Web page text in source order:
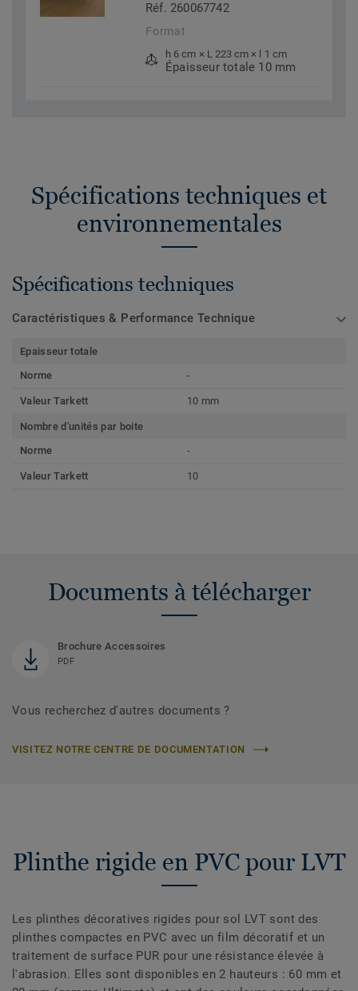
Réf. 260067742
Format
h 6 cm × L 223 cm × l 1 cm
Épaisseur totale 10 mm
Spécifications techniques et
environnementales
Spécifications techniques
Caractéristiques & Performance Technique
Epaisseur totale
Norme
-
Valeur Tarkett 10 mm
Nombre d'unités par boite
Norme
-
Valeur Tarkett 10
Documents à télécharger
Brochure Accessoires
PDF
Vous recherchez d'autres documents ?
VISITEZ NOTRE CENTRE DE DOCUMENTATION
Plinthe rigide en PVC pour LVT
Les plinthes décoratives rigides pour sol LVT sont des
plinthes compactes en PVC avec un film décoratif et un
traitement de surface PUR pour une résistance élevée à
l'abrasion. Elles sont disponibles en 2 hauteurs : 60 mm et